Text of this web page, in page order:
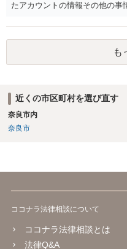
たアカウントの情報その他の
貴殿が投稿した事実を認めてし
しまったのではないでしょうか
第ですので何とも言えません。
く、ここで詳細を明らかにする
も
近くの市区町村を選び直す
奈良市内
奈良市
ココナラ法律相談について
ココナラ法律相談とは
法律Q&A